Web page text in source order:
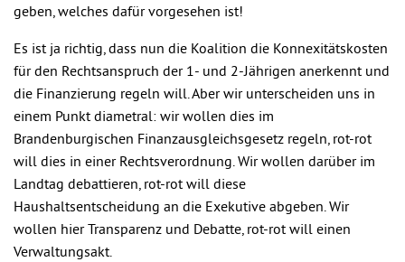
geben, welches dafür vorgesehen ist!
Es ist ja richtig, dass nun die Koalition die Konnexitätskosten
für den Rechtsanspruch der 1- und 2-Jährigen anerkennt und
die Finanzierung regeln will. Aber wir unterscheiden uns in
einem Punkt diametral: wir wollen dies im
Brandenburgischen Finanzausgleichsgesetz regeln, rot-rot
will dies in einer Rechtsverordnung. Wir wollen darüber im
Landtag debattieren, rot-rot will diese
Haushaltsentscheidung an die Exekutive abgeben. Wir
wollen hier Transparenz und Debatte, rot-rot will einen
Verwaltungsakt.